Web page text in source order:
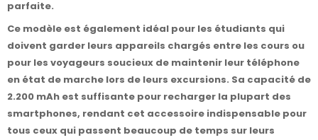
parfaite.
Ce modèle est également idéal pour les étudiants qui
doivent garder leurs appareils chargés entre les cours ou
pour les voyageurs soucieux de maintenir leur téléphone
en état de marche lors de leurs excursions. Sa capacité de
2.200 mAh est suffisante pour recharger la plupart des
smartphones, rendant cet accessoire indispensable pour
tous ceux qui passent beaucoup de temps sur leurs